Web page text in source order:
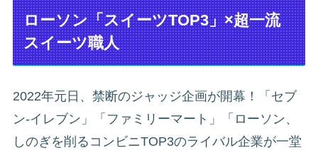
ローソン「スイーツTOP3」×超一流
スイーツ職人
2022年元日、禁断のジャッジ企画が開幕！「セブ
ン‐イレブン」「ファミリーマート」「ローソン、
しのぎを削るコンビニTOP3のライバル企業が一堂